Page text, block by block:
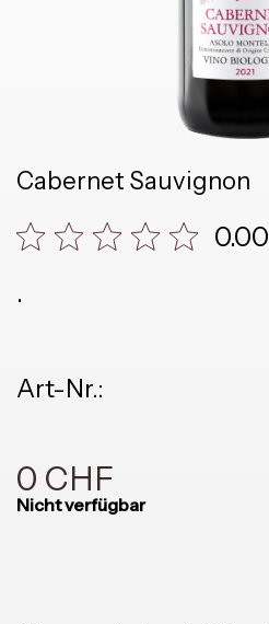
Cabernet Sauvignon
0.00
.
Art-Nr.:
0 CHF
Nicht verfügbar